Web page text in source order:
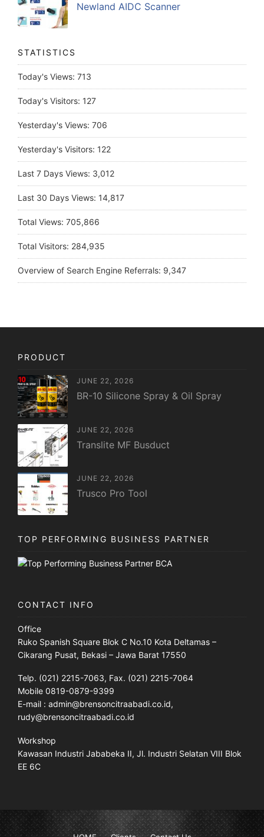
Newland AIDC Scanner
STATISTICS
Today's Views: 713
Today's Visitors: 127
Yesterday's Views: 706
Yesterday's Visitors: 122
Last 7 Days Views: 3,012
Last 30 Days Views: 14,817
Total Views: 705,866
Total Visitors: 284,935
Overview of Search Engine Referrals: 9,347
PRODUCT
JUNE 22, 2026
BR-10 Silicone Spray & Oil Spray
JUNE 22, 2026
Translite MF Busduct
JUNE 22, 2026
Trusco Pro Tool
TOP PERFORMING BUSINESS PARTNER
CONTACT INFO
Office
Ruko Spanish Square Blok C No.10 Kota Deltamas –
Cikarang Pusat, Bekasi – Jawa Barat 17550
Telp. (021) 2215-7063, Fax. (021) 2215-7064
Mobile 0819-0879-9399
E-mail : admin@brensoncitraabadi.co.id,
rudy@brensoncitraabadi.co.id
Workshop
Kawasan Industri Jababeka II, Jl. Industri Selatan VIII Blok
EE 6C